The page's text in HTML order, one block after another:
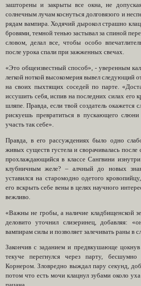
зашторены и закрыты все окна, не
солнечным лучам коснуться долговязого и
рядам вампира. Ходячий дырокол страшно
бровями, темной тенью застывал за спиной
словом, делал все, чтобы особо
после урока спали при зажженных свечах.
«Это общеизвестный способ», - уверенным
легкой ноткой высокомерия вывел следующий
на своих пыхтящих соседей по парте.
иссушить себя, испив на последних силах его
шляпе. Правда, если твой создатель окажется
рискуешь превратиться в пускающего слюни
участь так себе».
Правда, в его рассуждениях было одно
живых существ густела и сворачивалась после
прохлаждающийся в классе Сангвини
клубничным желе? – алчный до новых
уставился на старомодно одетого
его вскрыть себе вены в целях научного
вежливо.
«Важны не гробы, а наличие кладбищенской
деловито уточнил слизеринец, добавляя:
вампирам силы и позволяет залечивать раны в
Закончив с заданием и предвкушающе
текуче перегнулся через парту,
Корнером. Зловредно выждал пару секунд,
потом что есть мочи клацнул зубами около